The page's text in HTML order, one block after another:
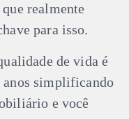
realmente
para isso.
de vida é
anos simplificando
e você